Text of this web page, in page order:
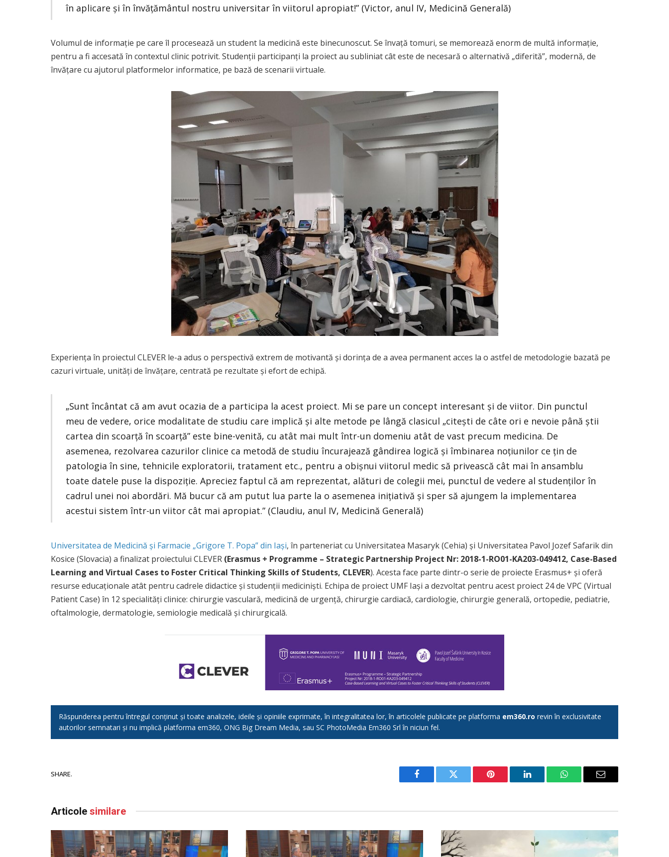
în aplicare și în învățământul nostru universitar în viitorul apropiat!” (Victor, anul IV, Medicină Generală)
Volumul de informație pe care îl procesează un student la medicină este binecunoscut. Se învață tomuri, se memorează enorm de multă informație,
pentru a fi accesată în contextul clinic potrivit. Studenții participanți la proiect au subliniat cât este de necesară o alternativă „diferită”, modernă, de
învățare cu ajutorul platformelor informatice, pe bază de scenarii virtuale.
Experiența în proiectul CLEVER le-a adus o perspectivă extrem de motivantă și dorința de a avea permanent acces la o astfel de metodologie bazată pe
cazuri virtuale, unități de învățare, centrată pe rezultate și efort de echipă.
„Sunt încântat că am avut ocazia de a participa la acest proiect. Mi se pare un concept interesant și de viitor. Din punctul
meu de vedere, orice modalitate de studiu care implică și alte metode pe lângă clasicul „citești de câte ori e nevoie până știi
cartea din scoarță în scoarță” este bine-venită, cu atât mai mult într-un domeniu atât de vast precum medicina. De
asemenea, rezolvarea cazurilor clinice ca metodă de studiu încurajează gândirea logică și îmbinarea noțiunilor ce țin de
patologia în sine, tehnicile exploratorii, tratament etc., pentru a obișnui viitorul medic să privească cât mai în ansamblu
toate datele puse la dispoziție. Apreciez faptul că am reprezentat, alături de colegii mei, punctul de vedere al studenților în
cadrul unei noi abordări. Mă bucur că am putut lua parte la o asemenea inițiativă și sper să ajungem la implementarea
acestui sistem într-un viitor cât mai apropiat.” (Claudiu, anul IV, Medicină Generală)
Universitatea de Medicină și Farmacie „Grigore T. Popa” din Iași, în parteneriat cu Universitatea Masaryk (Cehia) și Universitatea Pavol Jozef Safarik din
Kosice (Slovacia) a finalizat proiectului CLEVER (Erasmus + Programme – Strategic Partnership Project Nr: 2018-1-RO01-KA203-049412, Case-Based
Learning and Virtual Cases to Foster Critical Thinking Skills of Students, CLEVER). Acesta face parte dintr-o serie de proiecte Erasmus+ și oferă
resurse educaționale atât pentru cadrele didactice și studenții mediciniști. Echipa de proiect UMF Iași a dezvoltat pentru acest proiect 24 de VPC (Virtual
Patient Case) în 12 specialități clinice: chirurgie vasculară, medicină de urgență, chirurgie cardiacă, cardiologie, chirurgie generală, ortopedie, pediatrie,
oftalmologie, dermatologie, semiologie medicală și chirurgicală.
Răspunderea pentru întregul conținut și toate analizele, ideile și opiniile exprimate, în integralitatea lor, în articolele publicate pe platforma em360.ro revin în exclusivitate
autorilor semnatari și nu implică platforma em360, ONG Big Dream Media, sau SC PhotoMedia Em360 Srl în niciun fel.
SHARE.
Facebook Twitter Pinterest LinkedIn WhatsAppEmail
Articole similare